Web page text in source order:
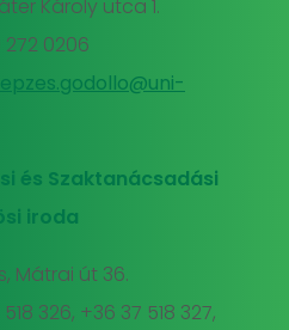
Károly utca 1.
0206
és Szaktanácsadási
iroda
Mátrai út 36.
326, +36 37 518 327,